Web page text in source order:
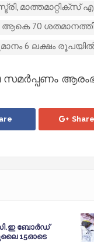
മാത്തമാറ്റിക്സ്
ആകെ 70
6 ലക്ഷം രൂപയിൽ
Share
ബോര്‍ഡ്
15ഓടെ